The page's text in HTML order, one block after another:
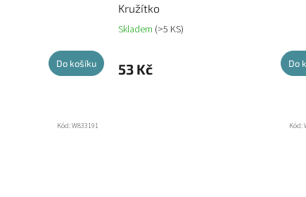
Do košíku
Kružítko
Skladem (>5 KS)
53 Kč Do
Kód:W833191 Kód: